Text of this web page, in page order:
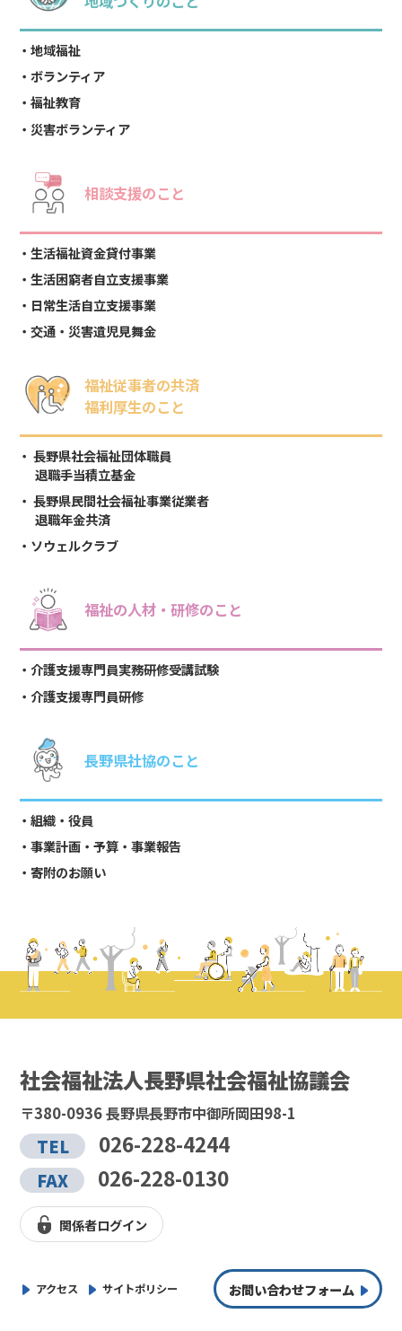
地域福祉
ボランティア
福祉教育
災害ボランティア
相談支援のこと
生活福祉資金貸付事業
生活困窮者自立支援事業
日常生活自立支援事業
交通・災害遺児見舞金
福祉従事者の共済
福利厚生のこと
長野県社会福祉団体職員
退職手当積立基金
長野県民間社会福祉事業従業者
退職年金共済
ソウェルクラブ
福祉の人材・研修のこと
介護支援専門員実務研修受講試験
介護支援専門員研修
長野県社協のこと
組織・役員
事業計画・予算・事業報告
寄附のお願い
社会福祉法人長野県社会福祉協議会
〒380-0936 長野県長野市中御所岡田98-1
TEL 026-228-4244
FAX 026-228-0130
関係者ログイン
アクセス サイトポリシー お問い合わせフォーム